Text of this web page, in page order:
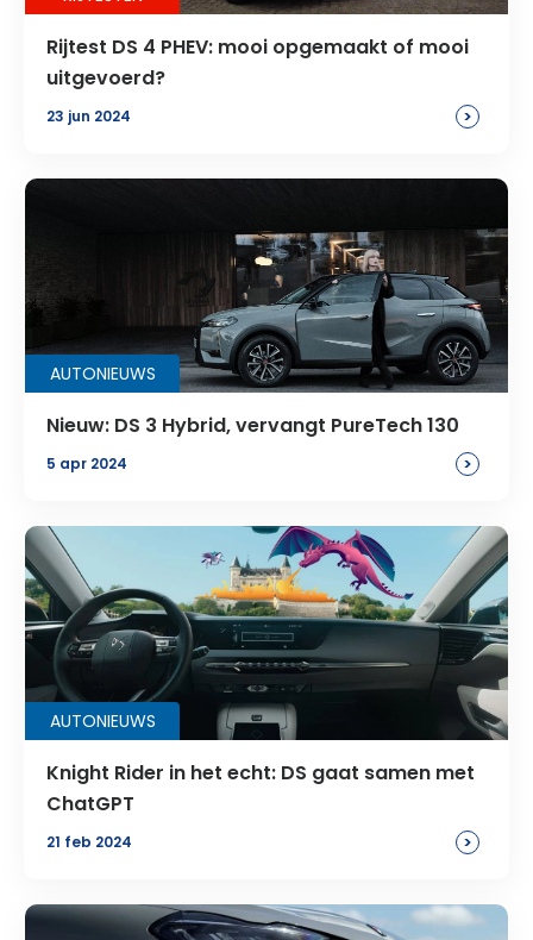
Rijtest DS 4 PHEV: mooi opgemaakt of mooi
uitgevoerd?
23 jun 2024 >
AUTONIEUWS
Nieuw: DS 3 Hybrid, vervangt PureTech 130
5 apr 2024 >
AUTONIEUWS
Knight Rider in het echt: DS gaat samen met
ChatGPT
21 feb 2024 >